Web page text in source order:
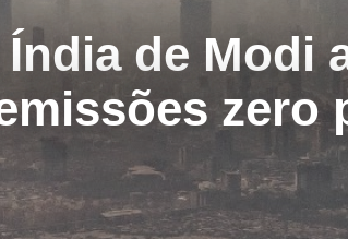
Índia de Modi
zero